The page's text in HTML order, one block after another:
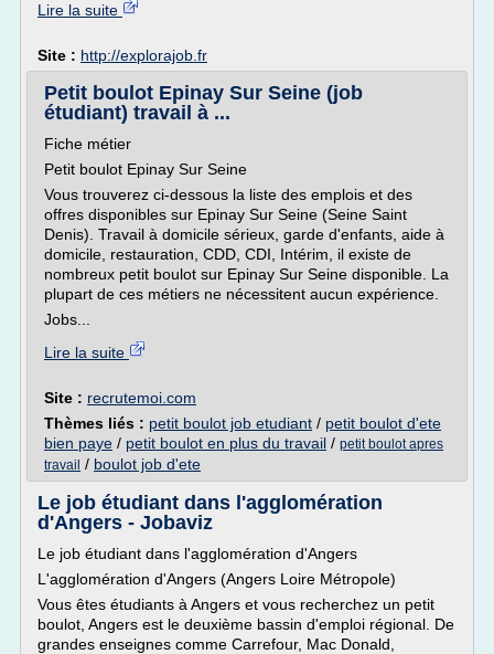
Lire la suite
Site : http://explorajob.fr
Petit boulot Epinay Sur Seine (job
étudiant) travail à ...
Fiche métier
Petit boulot Epinay Sur Seine
Vous trouverez ci-dessous la liste des emplois et des
offres disponibles sur Epinay Sur Seine (Seine Saint
Denis). Travail à domicile sérieux, garde d'enfants, aide à
domicile, restauration, CDD, CDI, Intérim, il existe de
nombreux petit boulot sur Epinay Sur Seine disponible. La
plupart de ces métiers ne nécessitent aucun expérience.
Jobs...
Lire la suite
Site : recrutemoi.com
Thèmes liés : petit boulot job etudiant / petit boulot d'ete
bien paye / petit boulot en plus du travail / petit boulot apres
travail / boulot job d'ete
Le job étudiant dans l'agglomération
d'Angers - Jobaviz
Le job étudiant dans l'agglomération d'Angers
L'agglomération d'Angers (Angers Loire Métropole)
Vous êtes étudiants à Angers et vous recherchez un petit
boulot, Angers est le deuxième bassin d'emploi régional. De
grandes enseignes comme Carrefour, Mac Donald,